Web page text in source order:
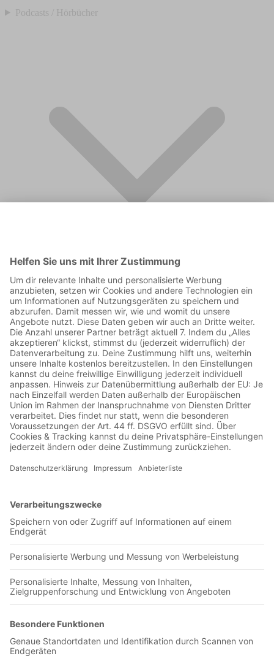
Podcasts / Hörbücher
FAQ
Supporter werden
Unsere App ist in den offiziellen Stores verfügbar!
Jetzt herunterladen